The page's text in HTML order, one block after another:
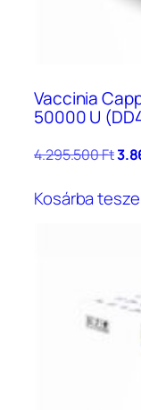
Vaccinia
50000 U
4.295.500Ft
Kosárba